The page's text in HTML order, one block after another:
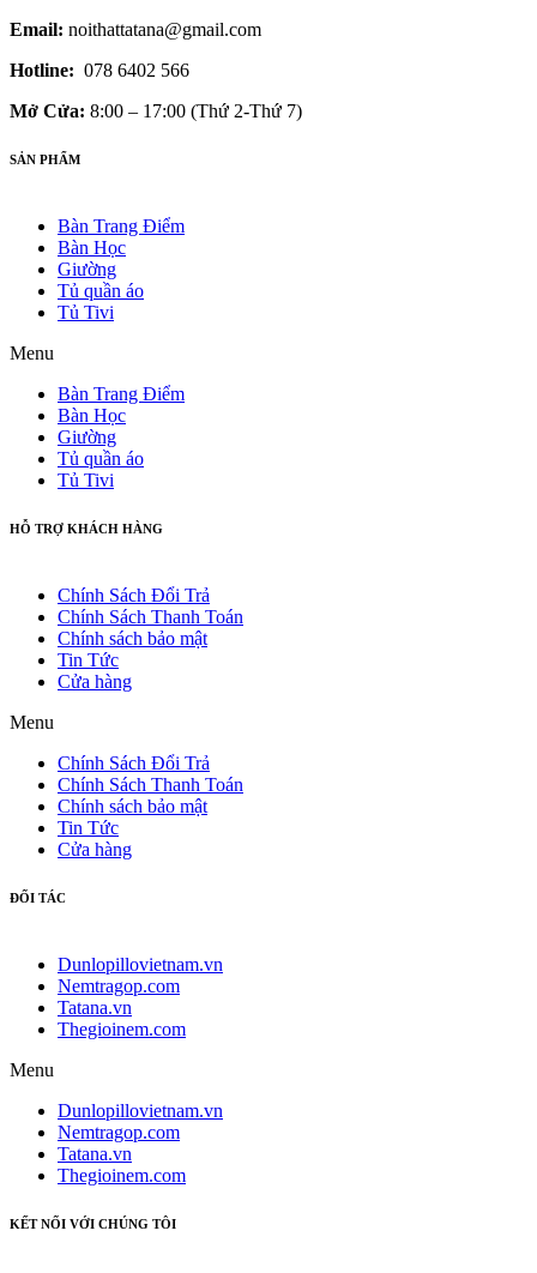
Email: noithattatana@gmail.com
Hotline: 078 6402 566
Mở Cửa: 8:00 – 17:00 (Thứ 2-Thứ 7)
SẢN PHẨM
Bàn Trang Điểm
Bàn Học
Giường
Tủ quần áo
Tủ Tivi
Menu
Bàn Trang Điểm
Bàn Học
Giường
Tủ quần áo
Tủ Tivi
HỖ TRỢ KHÁCH HÀNG
Chính Sách Đổi Trả
Chính Sách Thanh Toán
Chính sách bảo mật
Tin Tức
Cửa hàng
Menu
Chính Sách Đổi Trả
Chính Sách Thanh Toán
Chính sách bảo mật
Tin Tức
Cửa hàng
ĐỐI TÁC
Dunlopillovietnam.vn
Nemtragop.com
Tatana.vn
Thegioinem.com
Menu
Dunlopillovietnam.vn
Nemtragop.com
Tatana.vn
Thegioinem.com
KẾT NỐI VỚI CHÚNG TÔI